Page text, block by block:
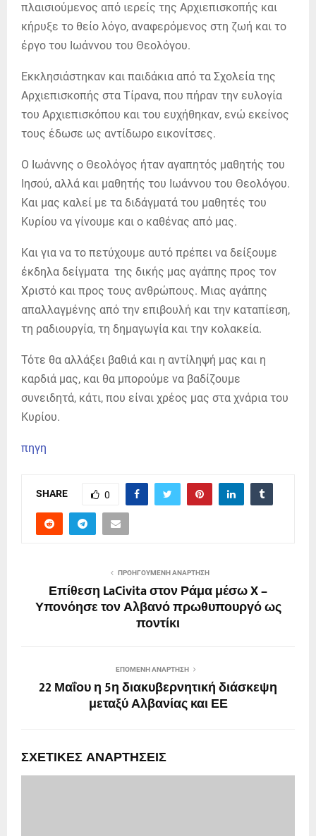
πλαισιούμενος από ιερείς της Αρχιεπισκοπής και
κήρυξε το θείο λόγο, αναφερόμενος στη ζωή και το
έργο του Ιωάννου του Θεολόγου.
Εκκλησιάστηκαν και παιδάκια από τα Σχολεία της
Αρχιεπισκοπής στα Τίρανα, που πήραν την ευλογία
του Αρχιεπισκόπου και του ευχήθηκαν, ενώ εκείνος
τους έδωσε ως αντίδωρο εικονίτσες.
Ο Ιωάννης ο Θεολόγος ήταν αγαπητός μαθητής του
Ιησού, αλλά και μαθητής του Ιωάννου του Θεολόγου.
Και μας καλεί με τα διδάγματά του μαθητές του
Κυρίου να γίνουμε και ο καθένας από μας.
Και για να το πετύχουμε αυτό πρέπει να δείξουμε
έκδηλα δείγματα της δικής μας αγάπης προς τον
Χριστό και προς τους ανθρώπους. Μιας αγάπης
απαλλαγμένης από την επιβουλή και την καταπίεση,
τη ραδιουργία, τη δημαγωγία και την κολακεία.
Τότε θα αλλάξει βαθιά και η αντίληψή μας και η
καρδιά μας, και θα μπορούμε να βαδίζουμε
συνειδητά, κάτι, που είναι χρέος μας στα χνάρια του
Κυρίου.
πηγη
SHARE 0
ΠΡΟΗΓΟΎΜΕΝΗ ΑΝΆΡΤΗΣΗ
Επίθεση LaCivita στον Ράμα μέσω X –
Υπονόησε τον Αλβανό πρωθυπουργό ως
ποντίκι
ΕΠΌΜΕΝΗ ΑΝΆΡΤΗΣΗ
22 Μαΐου η 5η διακυβερνητική διάσκεψη
μεταξύ Αλβανίας και ΕΕ
ΣΧΕΤΙΚΈΣ ΑΝΑΡΤΉΣΕΙΣ